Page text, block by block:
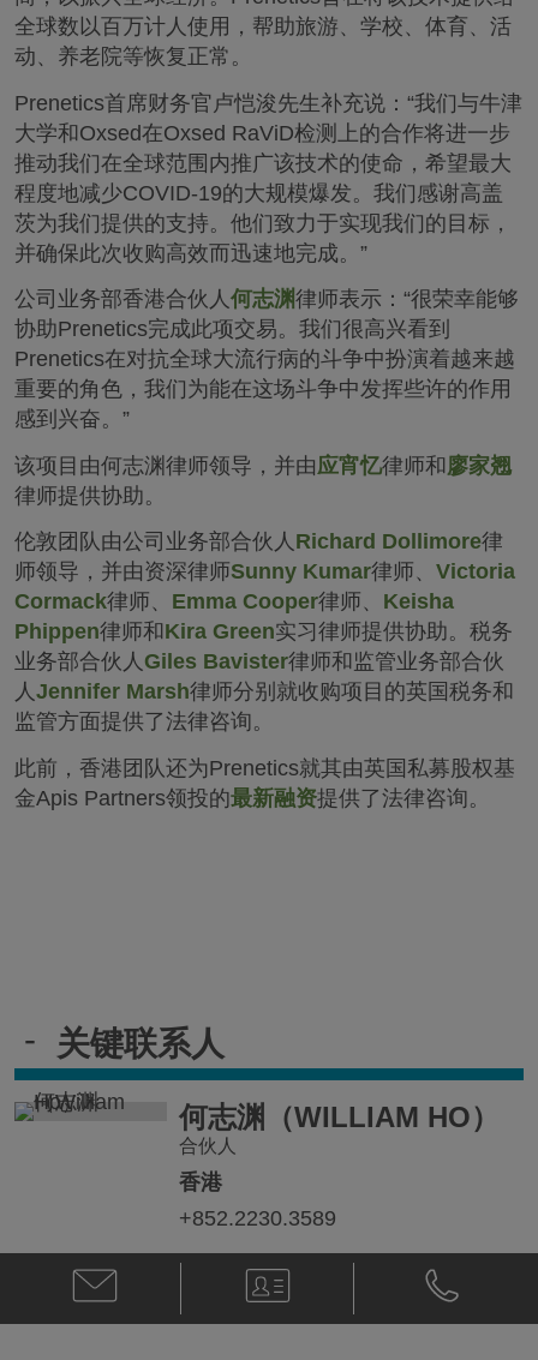
- 关键联系人
何志渊（WILLIAM HO）
合伙人
香港
+852.2230.3589
电
子
邮
V-
Card
Phone
何
志
全球数以百万计人使用，帮助旅游、学校、体育、活
动、养老院等恢复正常。
Prenetics首席财务官卢恺浚先生补充说：“我们与牛津
大学和Oxsed在Oxsed RaViD检测上的合作将进一步
推动我们在全球范围内推广该技术的使命，希望最大
程度地减少COVID-19的大规模爆发。我们感谢高盖
茨为我们提供的支持。他们致力于实现我们的目标，
并确保此次收购高效而迅速地完成。”
公司业务部香港合伙人何志渊律师表示：“很荣幸能够
协助Prenetics完成此项交易。我们很高兴看到
Prenetics在对抗全球大流行病的斗争中扮演着越来越
重要的角色，我们为能在这场斗争中发挥些许的作用
感到兴奋。”
该项目由何志渊律师领导，并由应宵忆律师和廖家翘
律师提供协助。
伦敦团队由公司业务部合伙人 Richard Dollimore律
师领导，并由资深律师Sunny Kumar律师、 Victoria
Cormack律师、 Emma Cooper律师、 Keisha
Phippen律师和 Kira Green实习律师提供协助。税务
业务部合伙人 Giles Bavister律师和监管业务部合伙
人Jennifer Marsh律师分别就收购项目的英国税务和
监管方面提供了法律咨询。
此前，香港团队还为Prenetics就其由英国私募股权基
金Apis Partners领投的最新融资提供了法律咨询。